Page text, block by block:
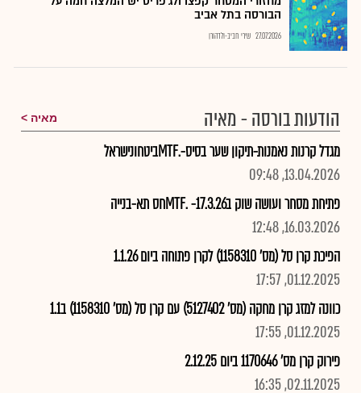
הבורסה בתל אביב
27.07.2026 שירי חביב-ולדהורן
הודעות בורסה - מאיה מאיה
מגדל קרנות נאמנות-תיקון שער בסיס-.MTFביטחונישראל
13.04.2026, 09:48
פתיחת מסחר ועושה שוק ב17.3.26- .MTFחס תא-בנייה
16.03.2026, 12:48
הפיכת קרן סל (מס' 1158310) לקרן פתוחה ביום 1.1.26
01.12.2025, 17:57
כוונה למזג קרן מחקה (מס' 5127402) עם קרן סל (מס' 1158310) ב1.1
01.12.2025, 17:55
פירוק קרן מס' 1170646 ביום 2.12.25
02.11.2025, 16:35